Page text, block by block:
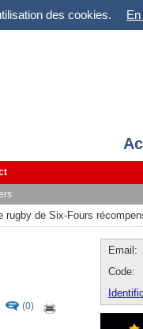
des cookies.
rugby de Six-Fours
(0)
Email:
Code: